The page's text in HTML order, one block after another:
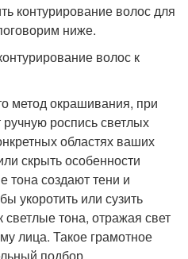
контурирование волос для
ниже.
волос к
метод окрашивания, при
роспись светлых
областях ваших
скрыть особенности
тона создают тени и
укоротить или сузить
тона, отражая свет
лица. Такое грамотное